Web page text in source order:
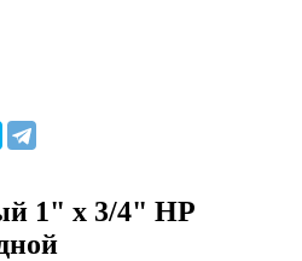
1" x 3/4" НР